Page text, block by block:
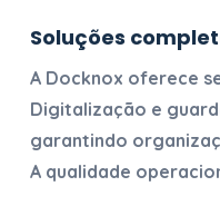
Soluções
A Docknox oferece
Digitalização e
garantindo
A qualidade